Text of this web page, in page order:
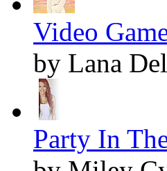
Video
by Lana
Party In